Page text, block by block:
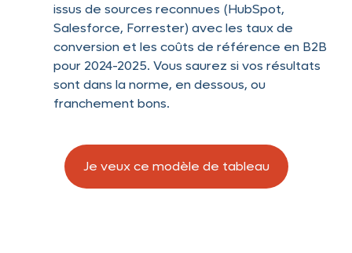
issus de sources reconnues (HubSpot,
Salesforce, Forrester) avec les taux de
conversion et les coûts de référence en B2B
pour 2024-2025. Vous saurez si vos résultats
sont dans la norme, en dessous, ou
franchement bons.
Je veux ce modèle de tableau